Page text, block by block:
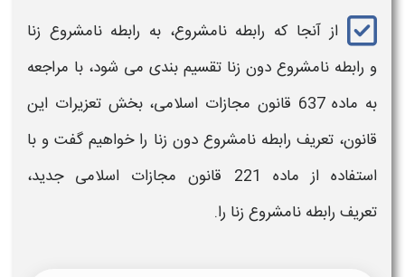
از آنجا که رابطه نامشروع،به رابطه نامشروع زنا
و رابطه نامشروع دون زنا تقسیم بندی می شود، با مراجعه
به ماده 637 قانون مجازات اسلامی، بخش تعزیرات این
قانون، تعریف رابطه نامشروع دون زنا را خواهیم گفت و با
استفاده از ماده 221 قانون مجازات اسلامی جدید،
تعریف رابطه نامشروع زنا را.